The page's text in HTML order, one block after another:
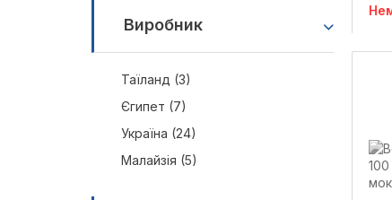
Виробник
Таїланд (3)
Єгипет (7)
Україна (24)
Малайзія (5)